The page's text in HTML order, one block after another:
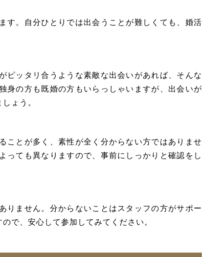
す。自分ひとりでは出会うことが難しくても、婚活
ピッタリ合うような素敵な出会いがあれば、そんな
身の方も既婚の方もいらっしゃいますが、出会いが
ょう。
ことが多く、素性が全く分からない方ではありませ
っても異なりますので、事前にしっかりと確認をし
りません。分からないことはスタッフの方がサポー
で、安心して参加してみてください。